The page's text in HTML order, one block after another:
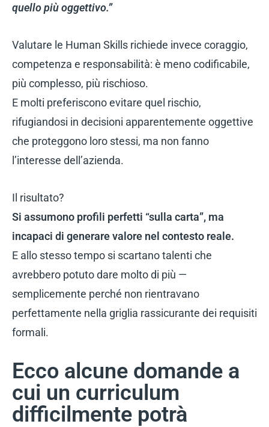
quello più oggettivo.”
Valutare le Human Skills richiede invece coraggio,
competenza e responsabilità: è meno codificabile,
più complesso, più rischioso.
E molti preferiscono evitare quel rischio,
rifugiandosi in decisioni apparentemente oggettive
che proteggono loro stessi, ma non fanno
l’interesse dell’azienda.
Il risultato?
Si assumono profili perfetti “sulla carta”, ma
incapaci di generare valore nel contesto reale.
E allo stesso tempo si scartano talenti che
avrebbero potuto dare molto di più —
semplicemente perché non rientravano
perfettamente nella griglia rassicurante dei requisiti
formali.
Ecco alcune domande a
cui un curriculum
difficilmente potrà